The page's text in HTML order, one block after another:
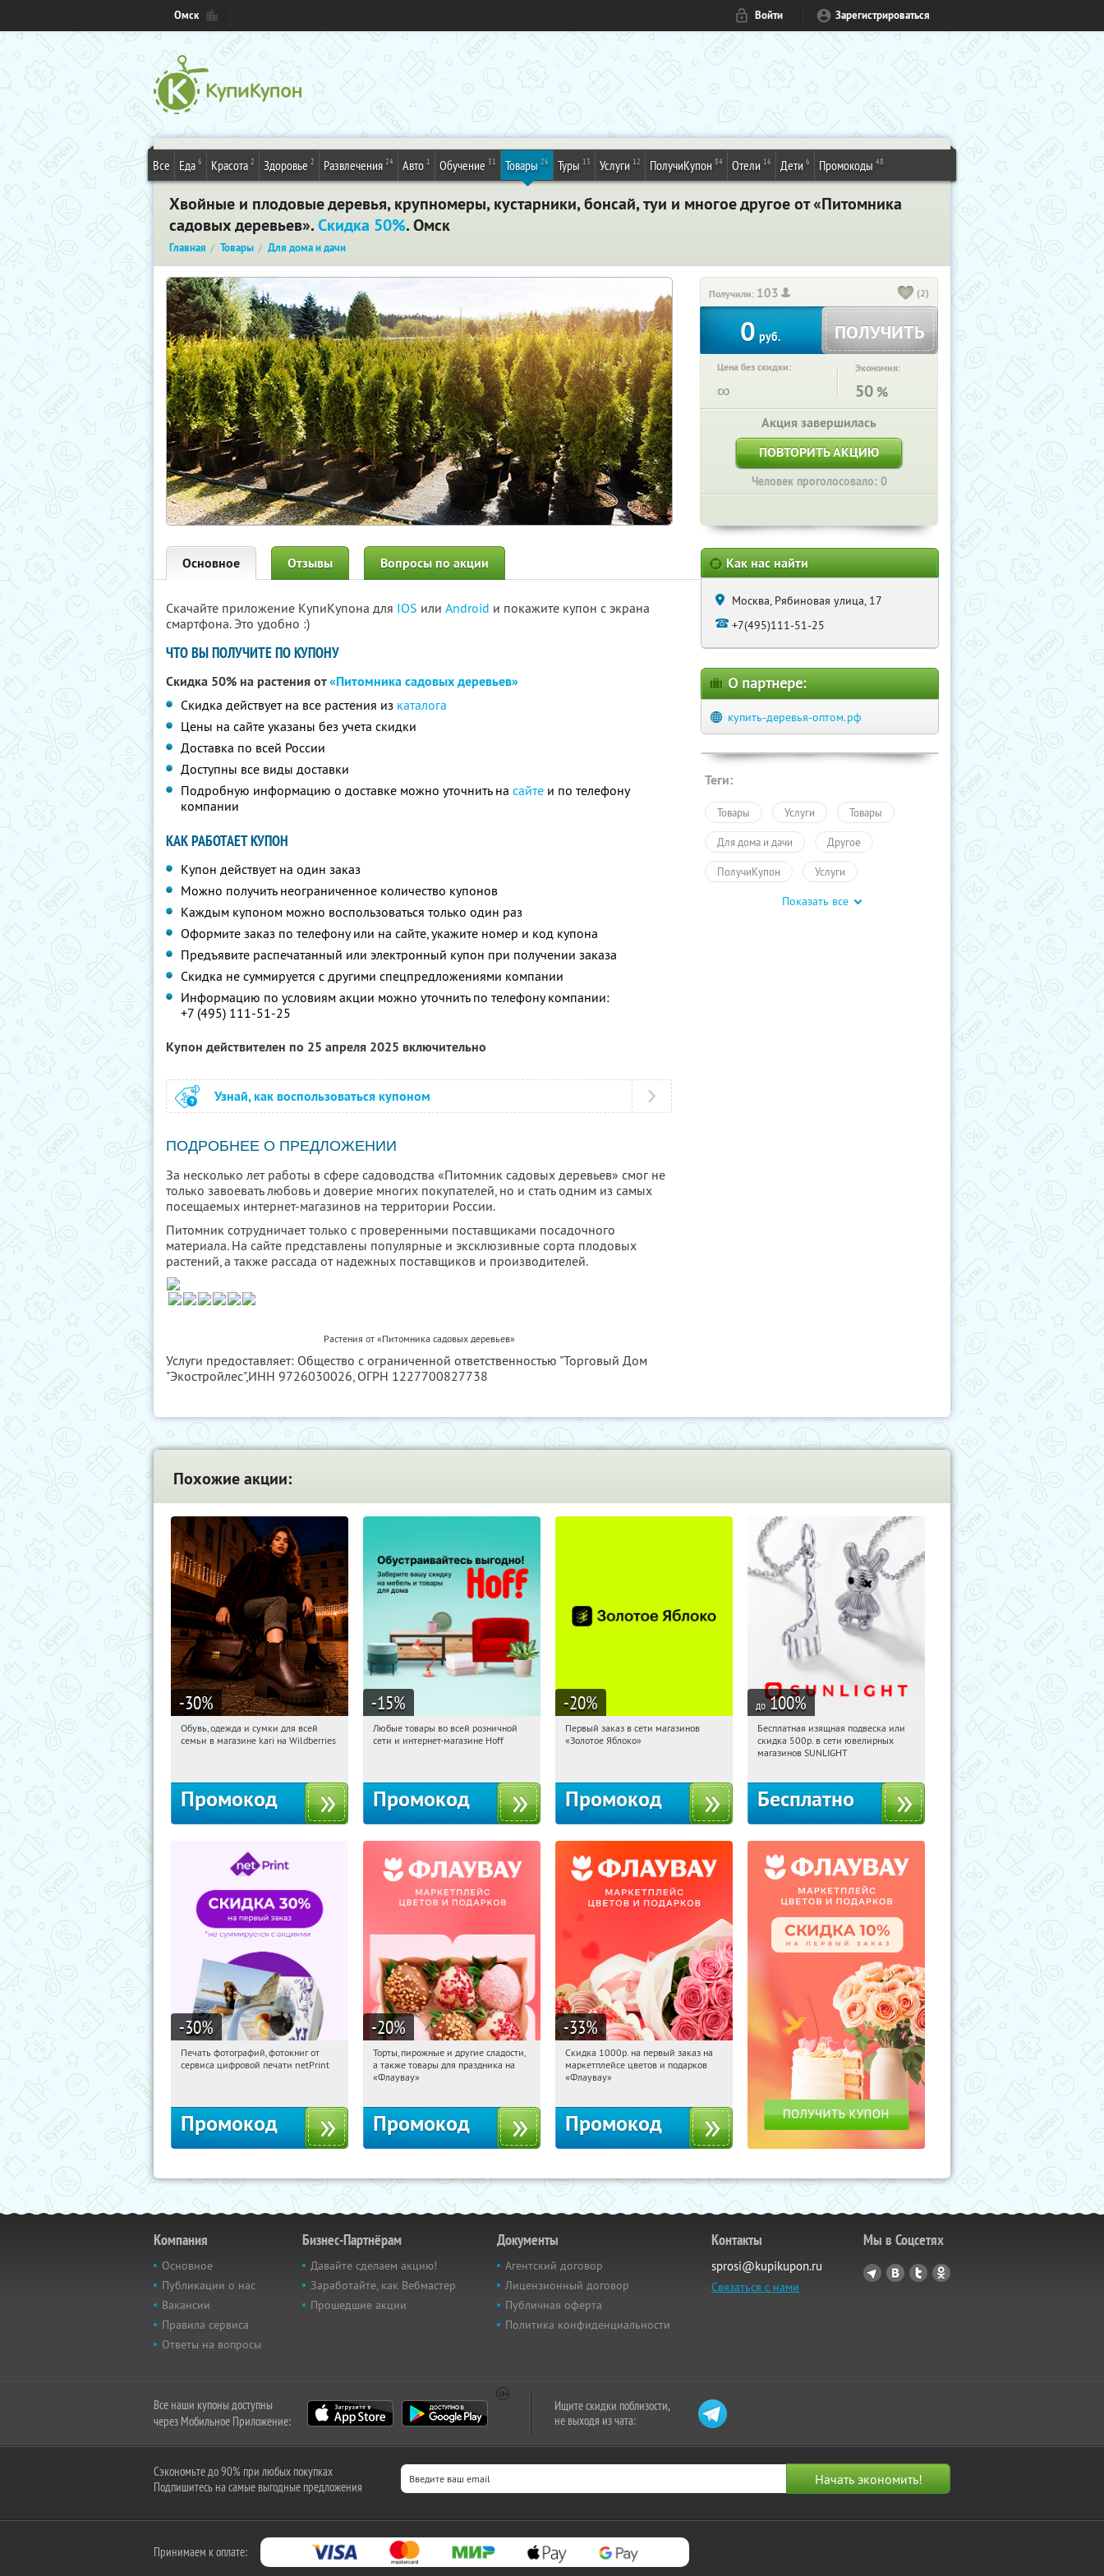
Омск Войти Зарегистрироваться
Все Еда 6 Красота 2 Здоровье 2 Развлечения 24 Авто 1 Обучение 31 Товары 26 Туры 13 Услуги 12 ПолучиКупон 84 Отели 16 Дети 6 Промокоды 48
Хвойные и плодовые деревья, крупномеры, кустарники, бонсай, туи и многое другое от «Питомника
садовых деревьев».Скидка 50%. Омск
Главная Товары Для дома и дачи
Получили: 103 (2)
0 руб. ПОЛУЧИТЬ
Цена без скидки:
∞
Экономия:
50 %
Акция завершилась
ПОВТОРИТЬ АКЦИЮ
Человек проголосовало: 0
Основное Отзывы Вопросы по акции
Скачайте приложение КупиКупона для IOS или Android и покажите купон с экрана
смартфона. Это удобно :)
ЧТО ВЫ ПОЛУЧИТЕ ПО КУПОНУ
Скидка 50% на растения от«Питомника садовых деревьев»
Скидка действует на все растения из каталога
Цены на сайте указаны без учета скидки
Доставка по всей России
Доступны все виды доставки
Подробную информацию о доставке можно уточнить на сайте и по телефону
компании
КАК РАБОТАЕТ КУПОН
Купон действует на один заказ
Можно получить неограниченное количество купонов
Каждым купоном можно воспользоваться только один раз
Оформите заказ по телефону или на сайте, укажите номер и код купона
Предъявите распечатанный или электронный купон при получении заказа
Скидка не суммируется с другими спецпредложениями компании
Информацию по условиям акции можно уточнить по телефону компании:
+7 (495) 111-51-25
Купон действителен по 25 апреля 2025 включительно
Узнай, как воспользоваться купоном
ПОДРОБНЕЕ О ПРЕДЛОЖЕНИИ
За несколько лет работы в сфере садоводства «Питомник садовых деревьев» смог не
только завоевать любовь и доверие многих покупателей, но и стать одним из самых
посещаемых интернет-магазинов на территории России.
Питомник сотрудничает только с проверенными поставщиками посадочного
материала. На сайте представлены популярные и эксклюзивные сорта плодовых
растений, а также рассада от надежных поставщиков и производителей.
Растения от «Питомника садовых деревьев»
Услуги предоставляет: Общество с ограниченной ответственностью "Торговый Дом
"Экостройлес",ИНН 9726030026, ОГРН 1227700827738
Как нас найти
Москва, Рябиновая улица, 17
+7(495)111-51-25
О партнере:
купить-деревья-оптом.рф
Теги:
Товары Услуги Товары
Для дома и дачи Другое
ПолучиКупон Услуги
Показать все
Похожие акции:
-30%
09:01:36 Получили:
Обувь, одежда и сумки для всей
семьи в магазине kari на Wildberries
Промокод
-15%
09:01:36 Получили:
Любые товары во всей розничной
сети и интернет-магазине Hoff
Промокод
-20%
09:01:36
Получи первым!
Первый заказ в сети магазинов
«Золотое Яблоко»
Промокод
до 100%
09:01:36 Получили:
Россия
Бесплатная изящная подвеска или
скидка 500р. в сети ювелирных
магазинов SUNLIGHT
Бесплатно
-30%
09:01:36 Получили:
Печать фотографий, фотокниг от
сервиса цифровой печати netPrint
Промокод
-20%
09:01:36 Получили:
Россия
Торты, пирожные и другие сладости,
а также товары для праздника на
«Флаувау»
Промокод
-33%
09:01:36 Получили:
Россия
Скидка 1000р. на первый заказ на
маркетплейсе цветов и подарков
«Флаувау»
Промокод
Компания
Основное
Публикации о нас
Вакансии
Правила сервиса
Ответы на вопросы
Бизнес-Партнёрам
Давайте сделаем акцию!
Заработайте, как Вебмастер
Прошедшие акции
Документы
Агентский договор
Лицензионный договор
Публичная оферта
Политика конфиденциальности
Контакты
sprosi@kupikupon.ru
Связаться с нами
Мы в Соцсетях
Все наши купоны доступны
через Мобильное Приложение:
Ищите скидки поблизости,
не выходя из чата:
Сэкономьте до 90% при любых покупках
Подпишитесь на самые выгодные предложения
Принимаем к оплате: